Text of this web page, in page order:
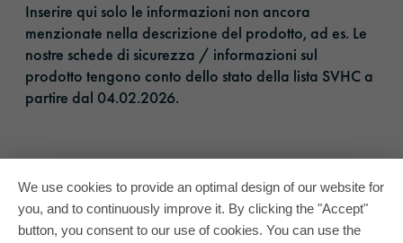
Inserire qui solo le informazioni non ancora
menzionate nella descrizione del prodotto, ad es. Le
nostre schede di sicurezza / informazioni sul
prodotto tengono conto dello stato della lista SVHC a
partire dal 04.02.2026.​
We use cookies to provide an optimal design of our website for
you, and to continuously improve it. By clicking the "Accept"
button, you consent to our use of cookies. You can use the